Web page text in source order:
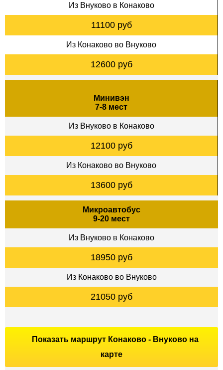
Из Внуково в Конаково
11100 руб
Из Конаково во Внуково
12600 руб
Минивэн
7-8 мест
Из Внуково в Конаково
12100 руб
Из Конаково во Внуково
13600 руб
Микроавтобус
9-20 мест
Из Внуково в Конаково
18950 руб
Из Конаково во Внуково
21050 руб
Показать маршрут Конаково - Внуково на
карте